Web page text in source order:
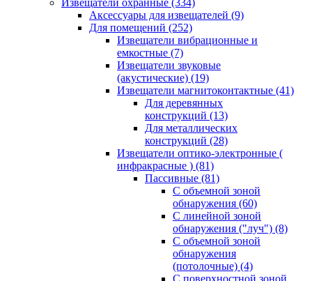
Извещатели охранные (334)
Аксессуары для извещателей (9)
Для помещений (252)
Извещатели вибрационные и
емкостные (7)
Извещатели звуковые
(акустические) (19)
Извещатели магнитоконтактные (41)
Для деревянных
конструкций (13)
Для металлических
конструкций (28)
Извещатели оптико-электронные (
инфракрасные ) (81)
Пассивные (81)
С объемной зоной
обнаружения (60)
С линейной зоной
обнаружения ("луч") (8)
С объемной зоной
обнаружения
(потолочные) (4)
С поверхностной зоной